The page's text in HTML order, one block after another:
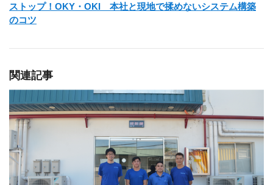
ストップ！OKY・OKI 本社と現地で揉めないシステム構築
のコツ
関連記事